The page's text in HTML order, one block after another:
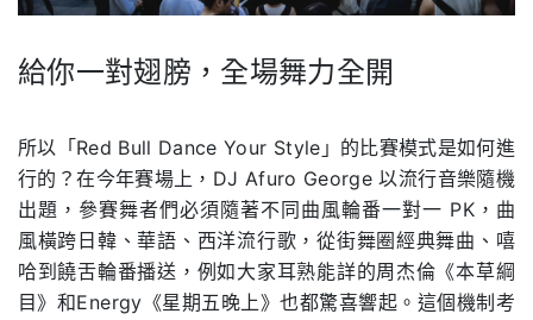
給你一對翅膀，全場舞力全開
所以「Red Bull Dance Your Style」的比賽模式是如何進
行的？在今年賽場上，DJ Afuro George 以流行音樂隨機
出題，參賽舞者們必須隨著不同曲風輪番一對一 PK，曲
風橫跨日韓、華語、西洋流行歌，從街舞圈經典舞曲、嘻
哈到饒舌輪番播送，例如大家耳熟能詳的周杰倫《本草綱
目》和Energy《星期五晚上》也都驚喜響起。這個機制考